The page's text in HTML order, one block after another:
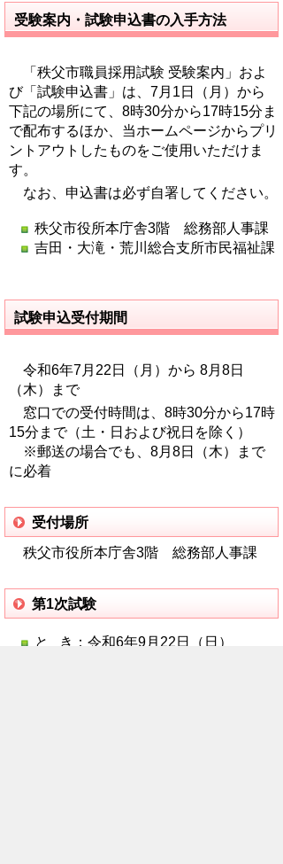
受験案内・試験申込書の入手方法
「秩父市職員採用試験 受験案内」およ
び「試験申込書」は、7月1日（月）から
下記の場所にて、8時30分から17時15分ま
で配布するほか、当ホームページからプリ
ントアウトしたものをご使用いただけま
す。
なお、申込書は必ず自署してください。
秩父市役所本庁舎3階 総務部人事課
吉田・大滝・荒川総合支所市民福祉課
試験申込受付期間
令和6年7月22日（月）から 8月8日
（木）まで
窓口での受付時間は、8時30分から17時
15分まで（土・日および祝日を除く）
※郵送の場合でも、8月8日（木）まで
に必着
受付場所
秩父市役所本庁舎3階 総務部人事課
第1次試験
と き：令和6年9月22日（日）